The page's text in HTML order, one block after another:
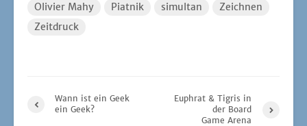
Olivier Mahy
Piatnik simultan
Zeichnen
Zeitdruck
Wann ist ein Geek
ein Geek?
Euphrat & Tigris in
der Board
Game Arena